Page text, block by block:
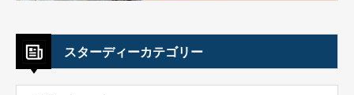
スターディーカテゴリー